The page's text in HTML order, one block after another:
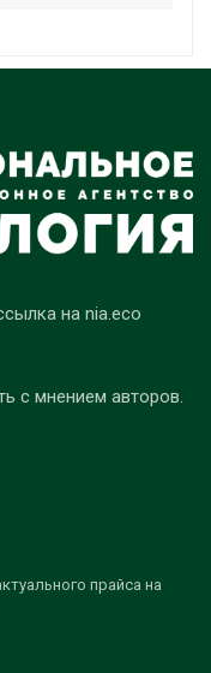
на nia.eco
с мнением авторов.
прайса на